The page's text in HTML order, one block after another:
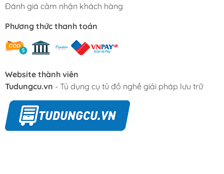
Đánh giá cảm nhận khách hàng
Phương thức thanh toán
Website thành viên
Tudungcu.vn - Tủ dụng cụ tủ đồ nghề giải pháp lưu trữ